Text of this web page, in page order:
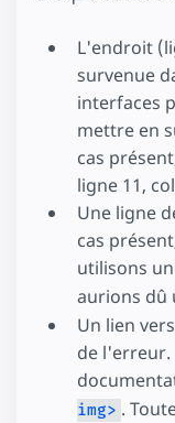
L'endroit
survenue
interfaces
mettre en
cas
ligne 11,
Une ligne
cas
utilisons
aurions dû
Un lien
de l'erreur.
img> .